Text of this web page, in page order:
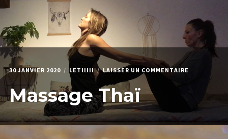
30 JANVIER 2020 LETIIIII LAISSER UN COMMENTAIRE
Massage Thaï